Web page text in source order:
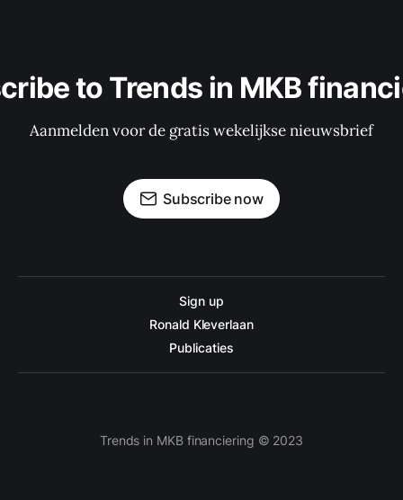
to Trends in MKB
Aanmelden voor de gratis wekelijkse nieuwsbrief
Subscribe now
Sign up
Ronald Kleverlaan
Publicaties
Trends in MKB financiering © 2023